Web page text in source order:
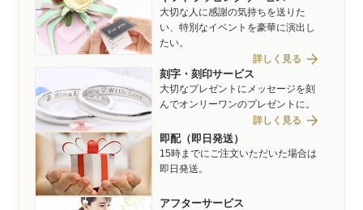
大切な人に感謝の気持ちを送りた
い、特別なイベントを豪華に演出し
たい。
詳しく見る arrow_forward
刻字・刻印サービス
大切なプレゼントにメッセージを刻
んでオンリーワンのプレゼントに。
詳しく見る arrow_forward
即配（即日発送）
15時までにご注文いただいた場合は
即日発送。
アフターサービス